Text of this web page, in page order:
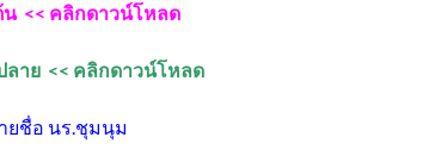
<< คลิกดาวน์โหลด
าย << คลิกดาวน์โหลด
ยชื่อ นร.ชุมนุม